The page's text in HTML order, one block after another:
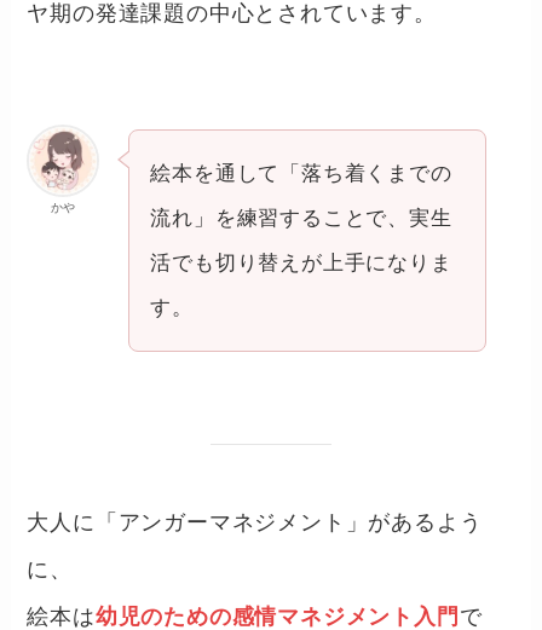
ヤ期の発達課題の中心とされています。
かや
絵本を通して「落ち着くまでの
流れ」を練習することで、実生
活でも切り替えが上手になりま
す。
大人に「アンガーマネジメント」があるよう
に、
絵本は幼児のための感情マネジメント入門 で